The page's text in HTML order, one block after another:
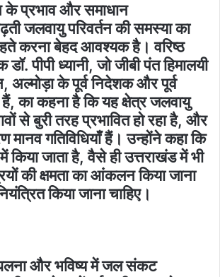
के प्रभाव और समाधान
जलवायु परिवर्तन की समस्या का
करना बेहद आवश्यक है। वरिष्ठ
डॉ. पीपी ध्यानी, जो जीबी पंत हिमालयी
अल्मोड़ा के पूर्व निदेशक और पूर्व
का कहना है कि यह क्षेत्र जलवायु
से बुरी तरह प्रभावित हो रहा है, और
मानव गतिविधियाँ हैं। उन्होंने कहा कि
किया जाता है, वैसे ही उत्तराखंड में भी
की क्षमता का आंकलन किया जाना
किया जाना चाहिए।
और भविष्य में जल संकट